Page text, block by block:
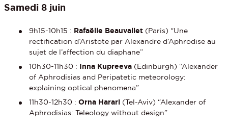
Samedi 8 juin
9h15-10h15 : Rafaëlle Beauvallet (Paris) “Une
rectification d’Aristote par Alexandre d’Aphrodise au
sujet de l’affection du diaphane”
10h30-11h30 : Inna Kupreeva (Edinburgh) “Alexander
of Aphrodisias and Peripatetic meteorology:
explaining optical phenomena”
11h30-12h30 :Orna Harari (Tel-Aviv) “Alexander of
Aphrodisias: Teleology without design”